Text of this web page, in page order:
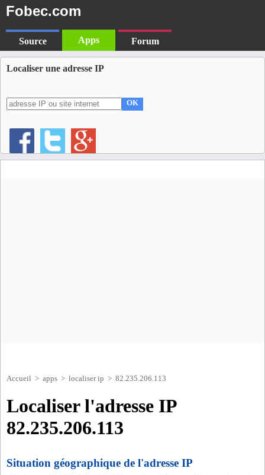
Fobec.com
Source Apps Forum
Localiser une adresse IP
OK
Accueil > apps > localiser ip > 82.235.206.113
Localiser l'adresse IP
82.235.206.113
Situation géographique de l'adresse IP